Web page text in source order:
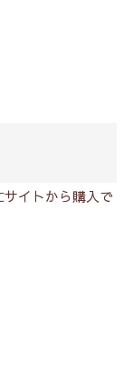
サイトから購入で